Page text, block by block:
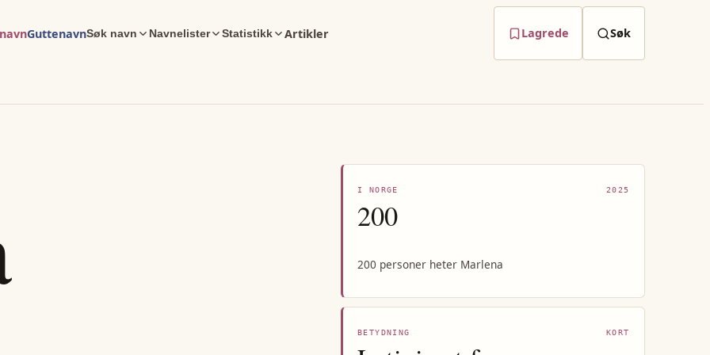
GuttenavnSøk navn Navnelister Statistikk Artikler Lagrede Søk
I NORGE 2025
200
200 personer heter Marlena
BETYDNING KORT